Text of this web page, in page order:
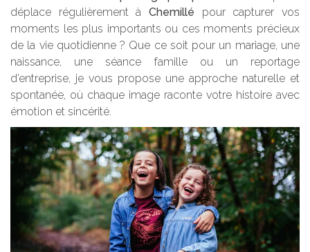
déplace régulièrement à Chemillé pour capturer vos
moments les plus importants ou ces moments précieux
de la vie quotidienne ? Que ce soit pour un mariage, une
naissance, une séance famille ou un reportage
d’entreprise, je vous propose une approche naturelle et
spontanée, où chaque image raconte votre histoire avec
émotion et sincérité.